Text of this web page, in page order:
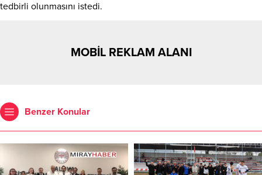
tedbirli olunmasını istedi.
MOBİL REKLAM ALANI
Benzer Konular